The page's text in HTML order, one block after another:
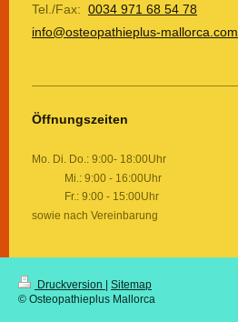
Tel./Fax: 0034 971 68 54 78
info@osteopathieplus-mallorca.com
Öffnungszeiten
Mo. Di. Do.: 9:00- 18:00Uhr
Mi.: 9:00 - 16:00Uhr
Fr.: 9:00 - 15:00Uhr
sowie nach Vereinbarung
Druckversion | Sitemap
© Osteopathieplus Mallorca